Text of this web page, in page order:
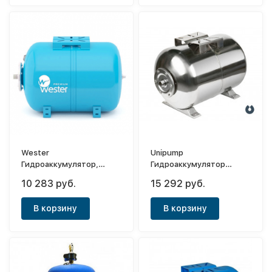
Wester
Гидроаккумулятор,
(0-14-0990)
10 283 руб.
В корзину
Unipump
Гидроаккумулятор
(мембрана EPDM,нерж.)
15 292 руб.
В корзину